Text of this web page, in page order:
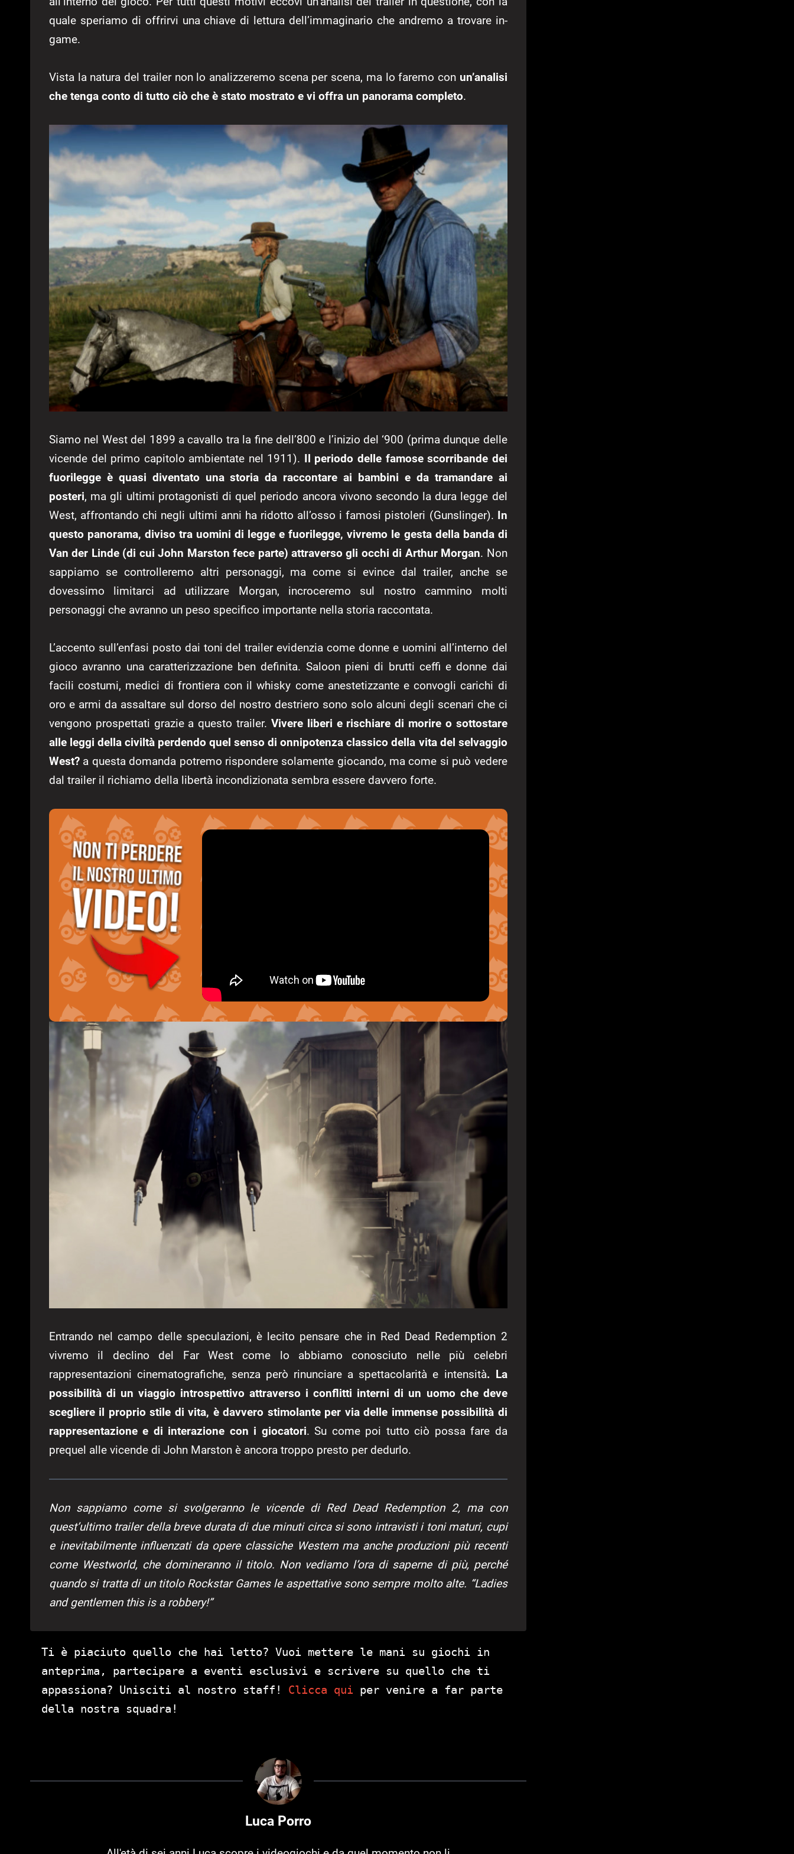
quale speriamo di offrirvi una chiave di lettura dell’immaginario che andremo a trovare in-
game.
Vista la natura del trailer non lo analizzeremo scena per scena, ma lo faremo con un’analisi
che tenga conto di tutto ciò che è stato mostrato e vi offra un panorama completo.
Siamo nel West del 1899 a cavallo tra la fine dell’800 e l’inizio del ‘900 (prima dunque delle
vicende del primo capitolo ambientate nel 1911). Il periodo delle famose scorribande dei
fuorilegge è quasi diventato una storia da raccontare ai bambini e da tramandare ai
posteri, ma gli ultimi protagonisti di quel periodo ancora vivono secondo la dura legge del
West, affrontando chi negli ultimi anni ha ridotto all’osso i famosi pistoleri (Gunslinger). In
questo panorama, diviso tra uomini di legge e fuorilegge, vivremo le gesta della banda di
Van der Linde (di cui John Marston fece parte) attraverso gli occhi di Arthur Morgan. Non
sappiamo se controlleremo altri personaggi, ma come si evince dal trailer, anche se
dovessimo limitarci ad utilizzare Morgan, incroceremo sul nostro cammino molti
personaggi che avranno un peso specifico importante nella storia raccontata.
L’accento sull’enfasi posto dai toni del trailer evidenzia come donne e uomini all’interno del
gioco avranno una caratterizzazione ben definita. Saloon pieni di brutti ceffi e donne dai
facili costumi, medici di frontiera con il whisky come anestetizzante e convogli carichi di
oro e armi da assaltare sul dorso del nostro destriero sono solo alcuni degli scenari che ci
vengono prospettati grazie a questo trailer. Vivere liberi e rischiare di morire o sottostare
alle leggi della civiltà perdendo quel senso di onnipotenza classico della vita del selvaggio
West? a questa domanda potremo rispondere solamente giocando, ma come si può vedere
dal trailer il richiamo della libertà incondizionata sembra essere davvero forte.
Entrando nel campo delle speculazioni, è lecito pensare che in Red Dead Redemption 2
vivremo il declino del Far West come lo abbiamo conosciuto nelle più celebri
rappresentazioni cinematografiche, senza però rinunciare a spettacolarità e intensità. La
possibilità di un viaggio introspettivo attraverso i conflitti interni di un uomo che deve
scegliere il proprio stile di vita, è davvero stimolante per via delle immense possibilità di
rappresentazione e di interazione con i giocatori. Su come poi tutto ciò possa fare da
prequel alle vicende di John Marston è ancora troppo presto per dedurlo.
Non sappiamo come si svolgeranno le vicende di Red Dead Redemption 2, ma con
quest’ultimo trailer della breve durata di due minuti circa si sono intravisti i toni maturi, cupi
e inevitabilmente influenzati da opere classiche Western ma anche produzioni più recenti
come Westworld, che domineranno il titolo. Non vediamo l’ora di saperne di più, perché
quando si tratta di un titolo Rockstar Games le aspettative sono sempre molto alte. “Ladies
and gentlemen this is a robbery!”
Ti è piaciuto quello che hai letto? Vuoi mettere le mani su giochi in
anteprima, partecipare a eventi esclusivi e scrivere su quello che ti
appassiona? Unisciti al nostro staff! Clicca qui per venire a far parte
della nostra squadra!
Luca Porro